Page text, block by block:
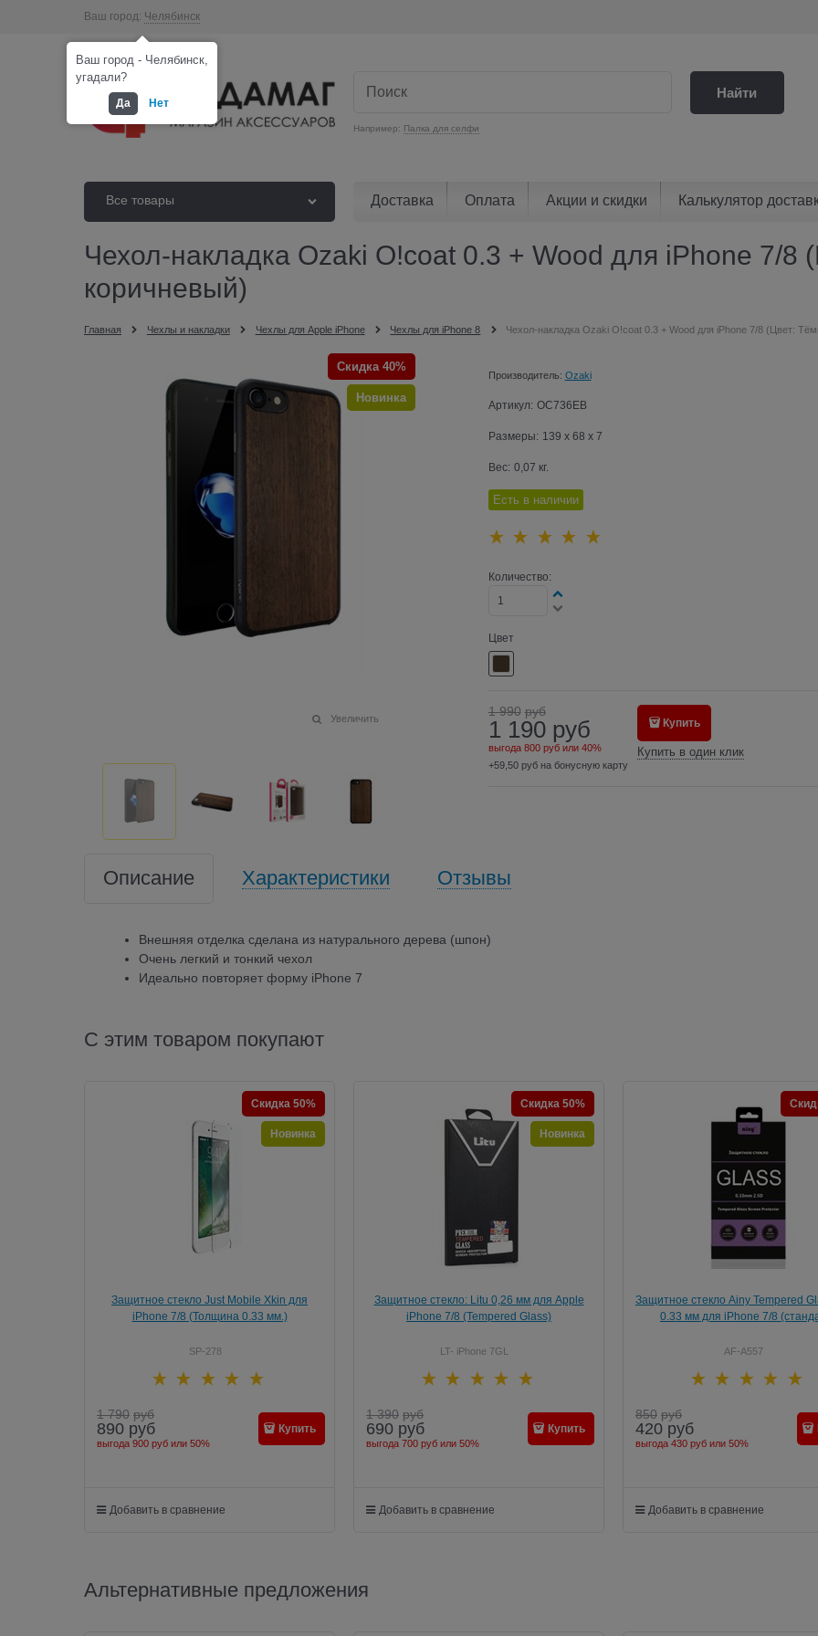
Ваш город: Челябинск
Например: Палка для селфи
Найти
Все товары Доставка Оплата Акции и скидки Калькулятор
Чехол-накладка Ozaki O!coat 0.3 + Wood для iPhone 7/8
коричневый)
Главная Чехлы и накладки Чехлы для Apple iPhone Чехлы для iPhone 8 Чехол-накладка Ozaki O!coat 0.3 + Wood для iPhone 7/8 (Цвет:
Скидка 40%
Новинка
Увеличить
Производитель: Ozaki
Артикул: OC736EB
Размеры: 139 x 68 x 7
Вес: 0,07 кг.
Есть в наличии
Количество:
Цвет
1 990 руб
1 190 руб
выгода 800 рубили 40%
+59,50 руб на бонусную карту
Купить
Купить в один клик
Описание Характеристики Отзывы
Внешняя отделка сделана из натурального дерева (шпон)
Очень легкий и тонкий чехол
Идеально повторяет форму iPhone 7
С этим товаром покупают
Защитное стекло Just Mobile Xkin для
iPhone 7/8 (Толщина 0.33 мм.)
SP-278
Скидка 50%
Новинка
1 790 руб
890 руб
выгода 900 руб или 50%
Купить
Добавить в сравнение
Защитное стекло: Litu 0,26 мм для Apple
iPhone 7/8 (Tempered Glass)
LT- iPhone 7GL
Скидка 50%
Новинка
1 390 руб
690 руб
выгода 700 руб или 50%
Купить
Добавить в сравнение
Защитное стекло Ainy Tempered
0.33 мм для iPhone 7/8
AF-A557
850 руб
420 руб
выгода 430 руб или 50%
Добавить в сравнение
Альтернативные предложения
Ваш город - Челябинск,
угадали?
Да Нет